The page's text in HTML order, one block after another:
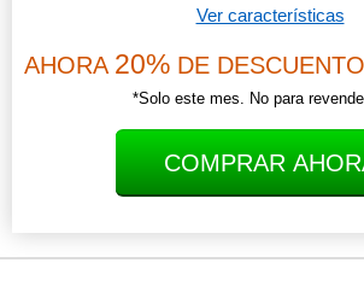
Ver características
AHORA 20% DE
*Solo este mes. No para
COMPRAR